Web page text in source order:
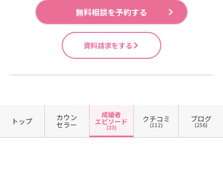
無料相談を予約する
資料請求をする
トップ カウン
セラー
成婚者
エピソード
(33)
クチコミ
(112)
ブログ
(256)